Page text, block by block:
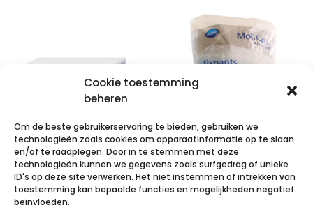
Cookie toestemming
beheren
Om de beste gebruikerservaring te bieden, gebruiken we
technologieën zoals cookies om apparaatinformatie op te slaan
en/of te raadplegen. Door in te stemmen met deze
technologieën kunnen we gegevens zoals surfgedrag of unieke
ID's op deze site verwerken. Het niet instemmen of intrekken van
toestemming kan bepaalde functies en mogelijkheden negatief
beïnvloeden.
VALAPROTECT
basic 80x210cm
MoliCare Pr
Fixpnt longl M 5